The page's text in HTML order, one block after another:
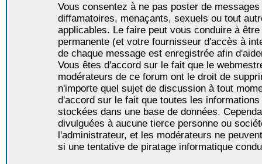
Vous consentez à ne pas poster de
diffamatoires, menaçants, sexuels ou tout
applicables. Le faire peut vous conduire à
permanente (et votre fournisseur d'accès à
de chaque message est enregistrée afin
Vous êtes d'accord sur le fait que le
modérateurs de ce forum ont le droit de
n'importe quel sujet de discussion à tout
d'accord sur le fait que toutes les
stockées dans une base de données.
divulguées à aucune tierce personne ou
l'administrateur, et les modérateurs ne
si une tentative de piratage informatique